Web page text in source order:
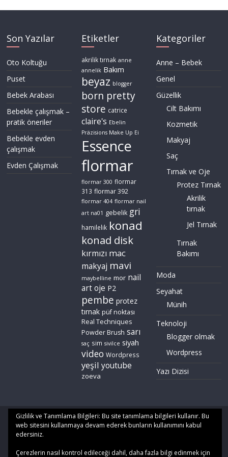
Son Yazılar
Oto Koltuğu
Puset
Bebek Arabası
Bebekle çalışmak –
pratik öneriler
Bebekle evden
çalışmak
Evden Çalışmak
Etiketler
akrilik tırnak anne
annelik Bakım
beyaz blogger
born pretty
store catrice
claire's Ebelin
Präzisions Make Up Ei
Essence
flormar
flormar 300 flormar
313 flormar 392
flormar 404 flormar nail
art na01 gebelik gri
hamilelik konad
konad disk
kırmızı mac
makyaj mavi
maybelline mor nail
artoje P2
pembe protez
tırnak püf noktası
Real Techniques
Powder Brush sarı
saç sim sivilce siyah
video Wordpress
yeşil youtube
zoeva
Kategoriler
Anne – Bebek
Genel
Güzellik
Cilt Bakımı
Kozmetik
Makyaj
Saç
Tırnak ve Oje
Protez Tırnak
Akrilik
tırnak
Jel Tırnak
Tırnak
Bakımı
Moda
Seyahat
Münih
Teknoloji
Blogger olmak
Wordpress
Yazı Dizisi
Copyright © 2026Gözde Okul. All rights reserved. | Yayınlanan
tüm içerik
Gizlilik ve Tanımlama Bilgileri: Bu site tanımlama bilgileri kullanır. Bu
web sitesini kullanmaya devam ederek bunların kullanımını kabul
edersiniz.
Çerezlerin nasıl kontrol edileceği dahil, daha fazla bilgi edinmek için